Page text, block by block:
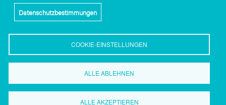
Datenschutzbestimmungen
COOKIE-EINSTELLUNGEN
ALLE ABLEHNEN
ALLE AKZEPTIEREN
Wirtschaftsförderung